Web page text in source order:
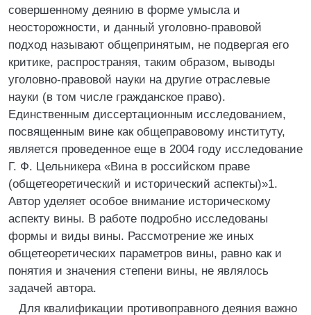
совершенному деянию в форме умысла и
неосторожности, и данный уголовно-правовой
подход называют общепринятым, не подвергая его
критике, распространяя, таким образом, выводы
уголовно-правовой науки на другие отраслевые
науки (в том числе гражданское право).
Единственным диссертационным исследованием,
посвященным вине как общеправовому институту,
является проведенное еще в 2004 году исследование
Г. Ф. Цельникера «Вина в российском праве
(общетеоретический и исторический аспекты)»1.
Автор уделяет особое внимание историческому
аспекту вины. В работе подробно исследованы
формы и виды вины. Рассмотрение же иных
общетеоретических параметров вины, равно как и
понятия и значения степени вины, не являлось
задачей автора.
Для квалификации противоправного деяния важно